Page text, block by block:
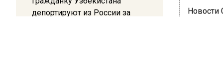
депортируют из России за